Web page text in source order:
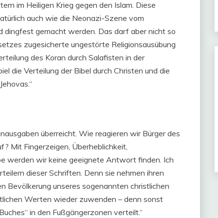
im Heiligen Krieg gegen den Islam. Diese
auch wie die Neonazi-Szene vom
gemacht werden. Das darf aber nicht so
zugesicherte ungestörte Religionsausübung
des Koran durch Salafisten in der
die Verteilung der Bibel durch Christen und die
überreicht. Wie reagieren wir Bürger des
Mit Fingerzeigen, Überheblichkeit,
werden wir keine geeignete Antwort finden. Ich
dieser Schriften. Denn sie nehmen ihren
Bevölkerung unseres sogenannten christlichen
Werten wieder zuwenden – denn sonst
in den Fußgängerzonen verteilt.“